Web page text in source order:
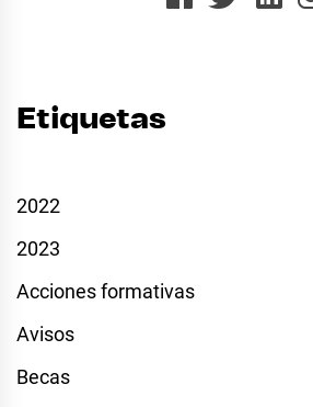
Etiquetas
2022
2023
Acciones formativas
Avisos
Becas